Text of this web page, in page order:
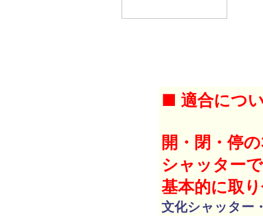
■ 適合につ
開・閉・停
シャッター
基本的に取
文化シャッター